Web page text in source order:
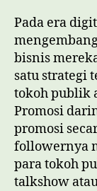
Pada era
bisnis
satu strategi
tokoh publik
Promosi
promosi
followernya
para tokoh
talkshow